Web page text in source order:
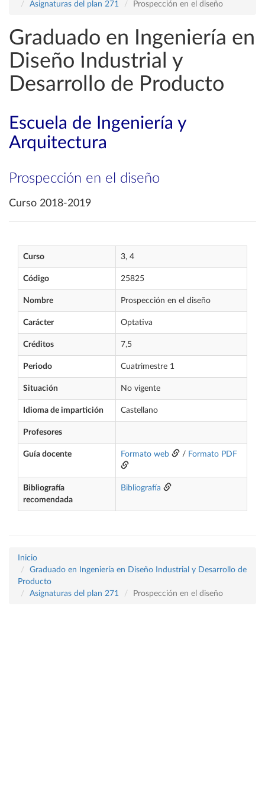
Asignaturas del plan 271
Prospección en el diseño
Graduado en Ingeniería en
Diseño Industrial y
Desarrollo de Producto
Escuela de Ingeniería y
Arquitectura
Prospección en el diseño
Curso 2018-2019
Curso 3, 4
Código 25825
Nombre Prospección en el diseño
Carácter Optativa
Créditos 7,5
Periodo Cuatrimestre 1
Situación No vigente
Idioma de impartición Castellano
Profesores
Guía docente Formato web / Formato PDF
Bibliografía
recomendada
Bibliografía
Inicio
Graduado en Ingeniería en Diseño Industrial y Desarrollo de
Producto
Asignaturas del plan 271
Prospección en el diseño